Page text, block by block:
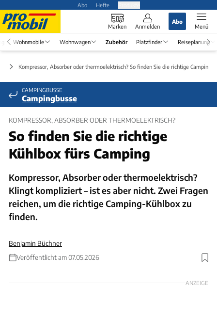
Abo Hefte
Marken Anmelden
Abo
Menü
Wohnmobile Wohnwagen Zubehör Platzfinder Reiseplanung
Kompressor, Absorber oder thermoelektrisch? So finden Sie die richtige Camping-
CAMPINGBUSSE
Campingbusse
KOMPRESSOR, ABSORBER ODER THERMOELEKTRISCH?
So finden Sie die richtige
Kühlbox fürs Camping
Kompressor, Absorber oder thermoelektrisch?
Klingt kompliziert – ist es aber nicht. Zwei Fragen
reichen, um die richtige Camping-Kühlbox zu
finden.
Benjamin Büchner
Veröffentlicht am 07.05.2026
Foto: Andreas Becker
ANZEIGE